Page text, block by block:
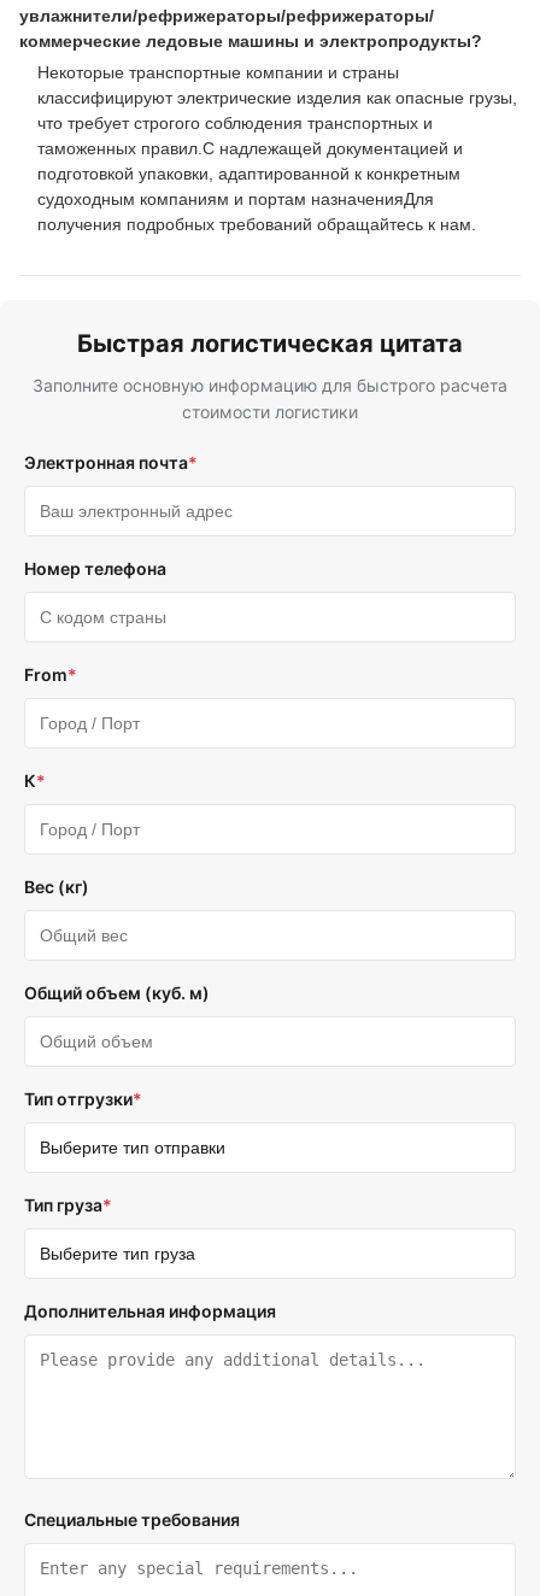
увлажнители/рефрижераторы/рефрижераторы/
коммерческие ледовые машины и электропродукты?
Некоторые транспортные компании и страны
классифицируют электрические изделия как опасные грузы,
что требует строгого соблюдения транспортных и
таможенных правил.С надлежащей документацией и
подготовкой упаковки, адаптированной к конкретным
судоходным компаниям и портам назначенияДля
получения подробных требований обращайтесь к нам.
Быстрая логистическая цитата
Заполните основную информацию для быстрого расчета
стоимости логистики
Электронная почта*
Номер телефона
From*
К*
Вес (кг)
Общий объем (куб. м)
Тип отгрузки*
Тип груза*
Дополнительная информация
Специальные требования